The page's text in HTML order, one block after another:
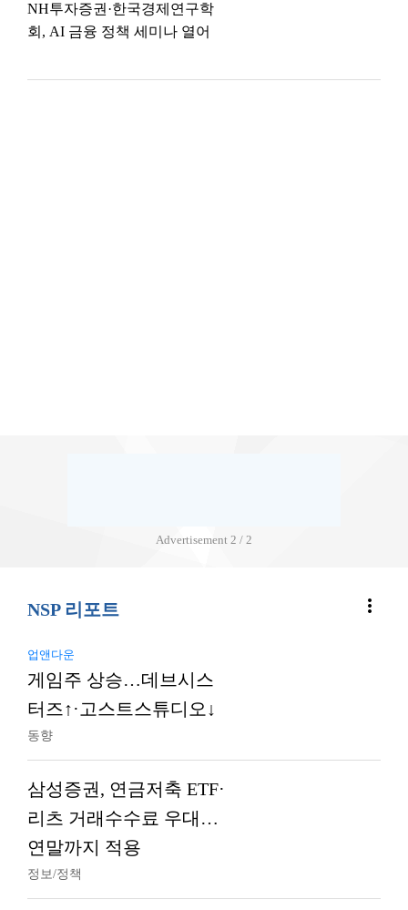
NH투자증권·한국경제연구학
회, AI 금융 정책 세미나 열어
Advertisement 2 / 2
NSP 리포트 more_vert
업앤다운
게임주 상승…데브시스
터즈↑·고스트스튜디오↓
동향
삼성증권, 연금저축 ETF·
리츠 거래수수료 우대…
연말까지 적용
정보/정책